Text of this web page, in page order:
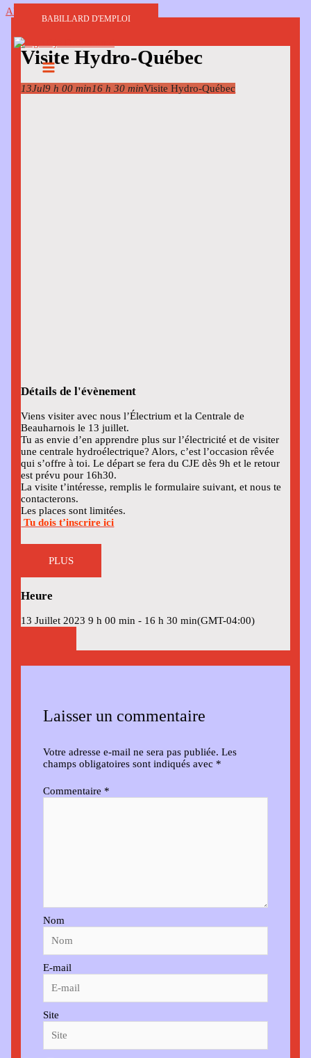
Aller au contenu
BABILLARD D'EMPLOI
Visite Hydro-Québec
13Jul9 h 00 min16 h 30 minVisite Hydro-Québec
Détails de l'évènement
Viens visiter avec nous l’Électrium et la Centrale de
Beauharnois le 13 juillet.
Tu as envie d’en apprendre plus sur l’électricité et de visiter
une centrale hydroélectrique? Alors, c’est l’occasion rêvée
qui s’offre à toi. Le départ se fera du CJE dès 9h et le retour
est prévu pour 16h30.
La visite t’intéresse, remplis le formulaire suivant, et nous te
contacterons.
Les places sont limitées.
Tu dois t’inscrire ici
PLUS
Heure
13 Juillet 2023 9 h 00 min - 16 h 30 min(GMT-04:00)
Laisser un commentaire
Votre adresse e-mail ne sera pas publiée. Les
champs obligatoires sont indiqués avec *
Commentaire *
Nom
E-mail
Site